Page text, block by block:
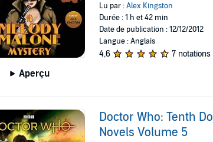
Aperçu
Lu par :Alex Kingston
Durée : 1 h et 42 min
Date de publication : 12/12/2012
Langue : Anglais
4,6 7 notations
Doctor Who: Tenth
Novels Volume 5